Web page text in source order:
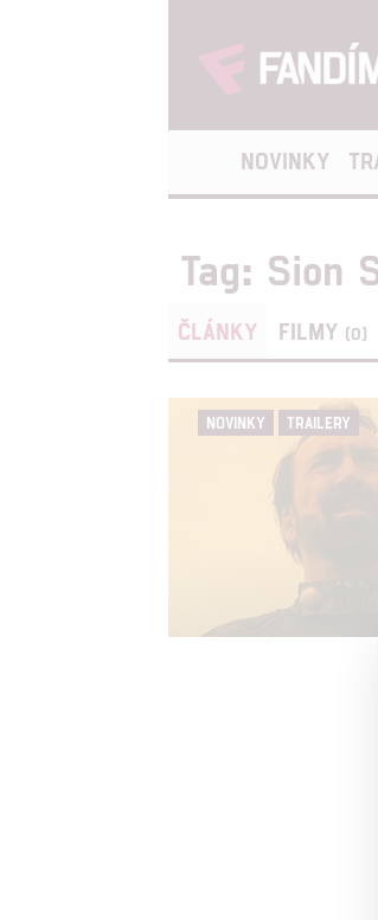
NOVINKY
Tag: Sion
ČLÁNKY FILMY (0)
NOVINKY TRAILERY